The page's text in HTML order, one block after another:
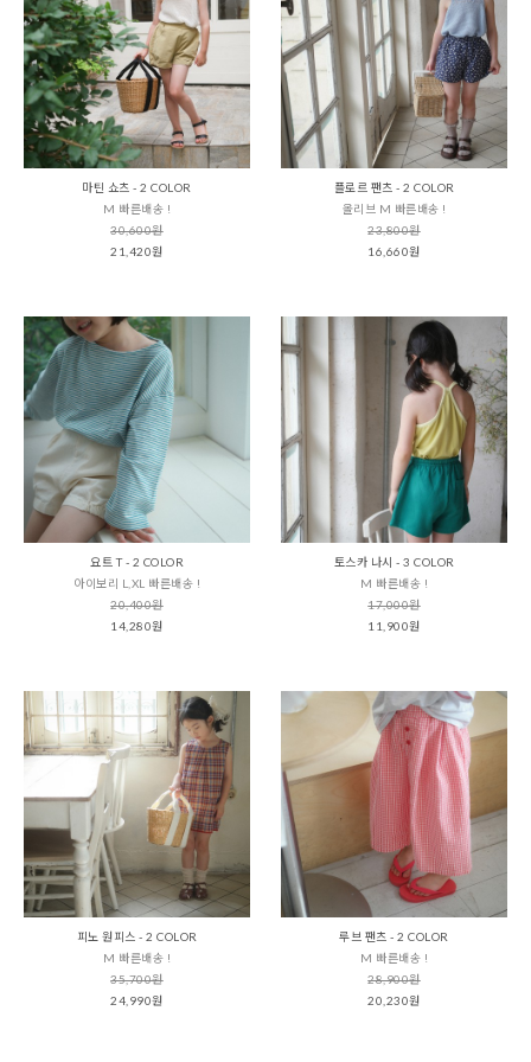
마틴 쇼츠 - 2 COLOR
M 빠른배송 !
30,600원
21,420원
플로르 팬츠 - 2 COLOR
올리브 M 빠른배송 !
23,800원
16,660원
요트 T - 2 COLOR
아이보리 L,XL 빠른배송 !
20,400원
14,280원
토스카 나시 - 3 COLOR
M 빠른배송 !
17,000원
11,900원
피노 원피스 - 2 COLOR
M 빠른배송 !
35,700원
24,990원
루브 팬츠 - 2 COLOR
M 빠른배송 !
28,900원
20,230원